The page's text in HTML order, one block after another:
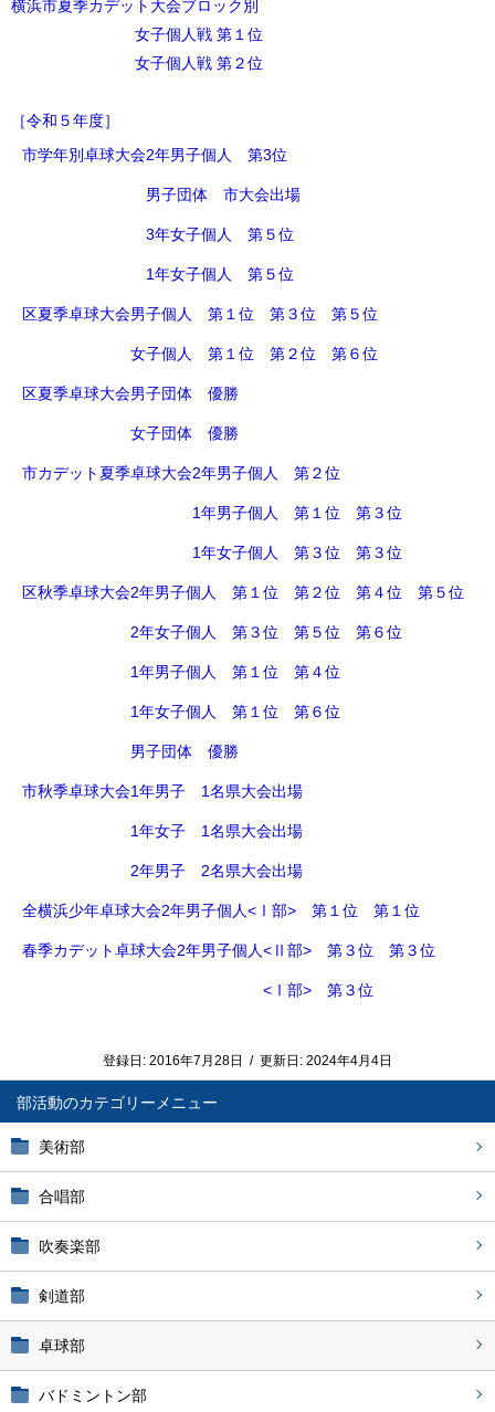
部活動
美術部
合唱部
吹奏楽部
剣道部
卓球部
バドミントン部
横浜市夏季カデット大会ブロック別
女子個人戦 第１位
女子個人戦 第２位
［令和５年度］
市学年別卓球大会2年男子個人 第3位
男子団体 市大会出場
3年女子個人 第５位
1年女子個人 第５位
区夏季卓球大会男子個人 第１位 第３位 第５位
女子個人 第１位 第２位 第６位
区夏季卓球大会男子団体 優勝
女子団体 優勝
市カデット夏季卓球大会2年男子個人 第２位
1年男子個人 第１位 第３位
1年女子個人 第３位 第３位
区秋季卓球大会2年男子個人 第１位 第２位 第４位 第５位
2年女子個人 第３位 第５位 第６位
1年男子個人 第１位 第４位
1年女子個人 第１位 第６位
男子団体 優勝
市秋季卓球大会1年男子 1名県大会出場
1年女子 1名県大会出場
2年男子 2名県大会出場
全横浜少年卓球大会2年男子個人<Ⅰ部> 第１位 第１位
春季カデット卓球大会2年男子個人<Ⅱ部> 第３位 第３位
<Ⅰ部> 第３位
登録日: 2016年7月28日 / 更新日: 2024年4月4日